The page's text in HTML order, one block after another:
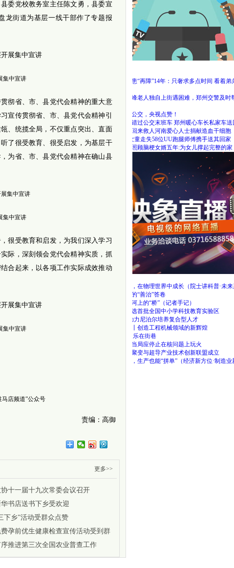
委党校教务室主任陈文勇，县委宣
龙街道为基层一线干部作了专题报
集中宣讲
彻省、市、县党代会精神的重大意
宣传贯彻省、市、县党代会精神引
、统揽全局，不仅重点突出、直面
了很受教育、很受启发，为基层干
为省、市、县党代会精神在确山县
集中宣讲
受教育和启发，为我们深入学习
际，深刻领会党代会精神实质，抓
合起来，以各项工作实际成效推动
集中宣讲
马店频道”公众号
责编：高御
更多>>
十一届十九次常委会议召开
书店送书下乡受欢迎
下乡”活动受群众点赞
孕前优生健康检查宣传活动受到群
推进第三次全国农业普查工作
坚强女孩患“再障”14年：只奢求多点时间 看着弟
暖！早高峰老人独自上街遇困难，郑州交警及时
平安
事发郑州公交，央视点赞！
外地乘客错过公交末班车 郑州暖心车长私家车送
跨越千里回来救人河南爱心人士捐献造血干细胞
郑州3岁女童走失58位UU跑腿师傅携手送其回家
七旬老人照顾脑梗女婿五年:为女儿撑起完整的家
具身智能，在物理世界中成长（院士讲科普·未来
图们江畔的“善治”答卷
难忘于都河上的“桥”（记者手记）
静宁县入选首批全国中小学科技教育实验区
“中文+”助力尼泊尔培养复合型人才
三湘时评丨创造工程机械领域的新辉煌
全民健身 乐在街巷
日本执政当局应停止在核问题上玩火
哈尔滨市聚变与超导产业技术创新联盟成立
共享制造，生产也能“拼单”（经济新方位·制造业